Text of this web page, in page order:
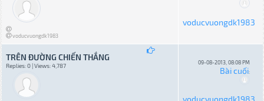
voducvuongdk1983
voducvuongdk1983
TRÊN ĐƯỜNG CHIẾN THẮNG
Replies: 0 | Views: 4,787 09-08-2013, 08:08 PM
Bài cuối: